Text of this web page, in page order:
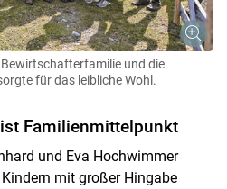
main content
und die
für das leibliche Wohl.
Familienmittelpunkt
und Eva Hochwimmer
mit großer Hingabe